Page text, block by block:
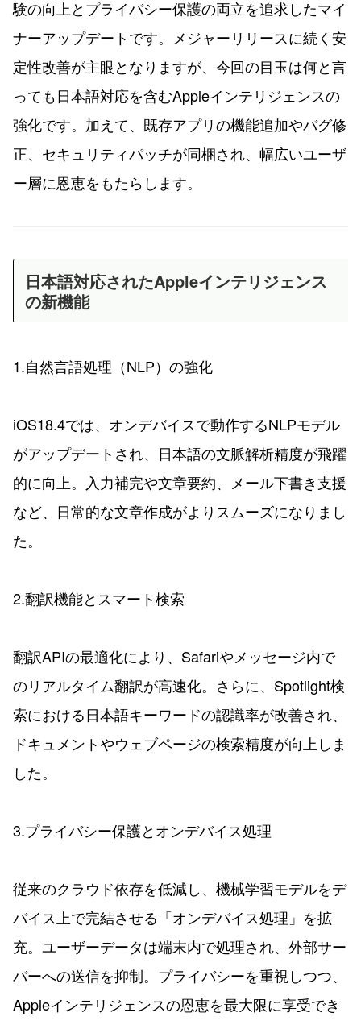
験の向上とプライバシー保護の両立を追求したマイ
ナーアップデートです。メジャーリリースに続く安
定性改善が主眼となりますが、今回の目玉は何と言
っても日本語対応を含むAppleインテリジェンスの
強化です。加えて、既存アプリの機能追加やバグ修
正、セキュリティパッチが同梱され、幅広いユーザ
ー層に恩恵をもたらします。
日本語対応されたAppleインテリジェンス
の新機能
1.自然言語処理（NLP）の強化
iOS18.4では、オンデバイスで動作するNLPモデル
がアップデートされ、日本語の文脈解析精度が飛躍
的に向上。入力補完や文章要約、メール下書き支援
など、日常的な文章作成がよりスムーズになりまし
た。
2.翻訳機能とスマート検索
翻訳APIの最適化により、Safariやメッセージ内で
のリアルタイム翻訳が高速化。さらに、Spotlight検
索における日本語キーワードの認識率が改善され、
ドキュメントやウェブページの検索精度が向上しま
した。
3.プライバシー保護とオンデバイス処理
従来のクラウド依存を低減し、機械学習モデルをデ
バイス上で完結させる「オンデバイス処理」を拡
充。ユーザーデータは端末内で処理され、外部サー
バーへの送信を抑制。プライバシーを重視しつつ、
Appleインテリジェンスの恩恵を最大限に享受でき